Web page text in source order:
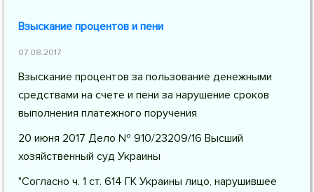
Взыскание процентов и пени
07.08.2017
Взыскание процентов за пользование денежными
средствами на счете и пени за нарушение сроков
выполнения платежного поручения
20 июня 2017 Дело № 910/23209/16 Высший
хозяйственный суд Украины
"Согласно ч. 1 ст. 614 ГК Украины лицо, нарушившее